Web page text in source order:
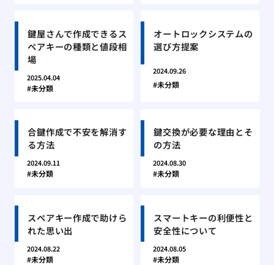
鍵屋さんで作成できるス
ペアキーの種類と値段相
場
2025.04.04
未分類
オートロックシステムの
選び方提案
2024.09.26
未分類
合鍵作成で不安を解消す
る方法
2024.09.11
未分類
鍵交換が必要な理由とそ
の方法
2024.08.30
未分類
スペアキー作成で助けら
れた思い出
2024.08.22
未分類
スマートキーの利便性と
安全性について
2024.08.05
未分類